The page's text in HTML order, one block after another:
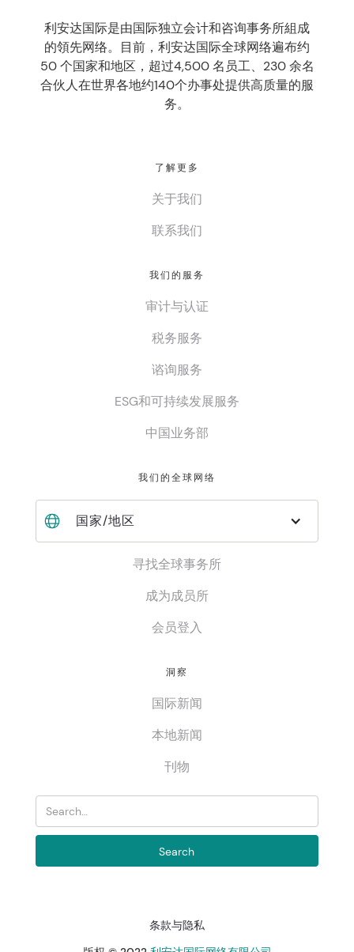
利安达国际是由国际独立会计和咨询事务所組成
的領先网络。目前，利安达国际全球网络遍布约
50 个国家和地区，超过4,500 名员工、230 余名
合伙人在世界各地约140个办事处提供高质量的服
务。
了解更多
关于我们
联系我们
我们的服务
审计与认证
税务服务
谘询服务
ESG和可持续发展服务
中国业务部
我们的全球网络
国家/地区
寻找全球事务所
成为成员所
会员登入
洞察
国际新闻
本地新闻
刊物
条款与隐私